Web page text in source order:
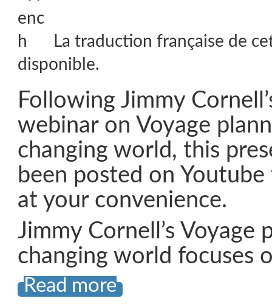
La traduction française de
disponible.
Following Jimmy
webinar on Voyage
changing world, this
been posted on
at your convenience.
Jimmy Cornell’s Voyage
changing world focuses
Read more